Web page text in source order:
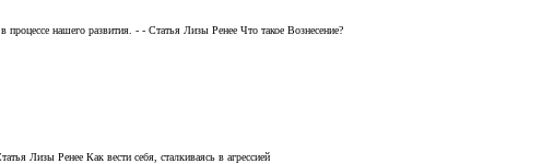
нашего развития. - - Статья Лизы Ренее Что такое Вознесение?
Лизы Ренее Как вести себя, сталкиваясь в агрессией